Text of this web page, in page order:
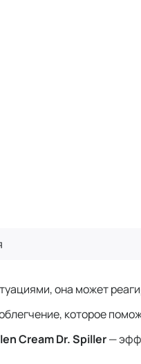
она может
которое
Cream Dr. Spiller—